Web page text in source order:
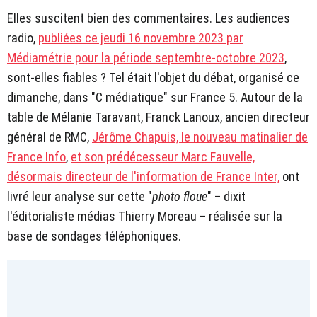
Elles suscitent bien des commentaires. Les audiences
radio, publiées ce jeudi 16 novembre 2023 par
Médiamétrie pour la période septembre-octobre 2023,
sont-elles fiables ? Tel était l'objet du débat, organisé ce
dimanche, dans "C médiatique" sur France 5. Autour de la
table de Mélanie Taravant, Franck Lanoux, ancien directeur
général de RMC, Jérôme Chapuis, le nouveau matinalier de
France Info, et son prédécesseur Marc Fauvelle,
désormais directeur de l'information de France Inter, ont
livré leur analyse sur cette "photo floue" – dixit
l'éditorialiste médias Thierry Moreau – réalisée sur la
base de sondages téléphoniques.